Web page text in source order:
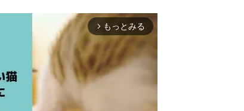
arrow_forward_ios もっとみる